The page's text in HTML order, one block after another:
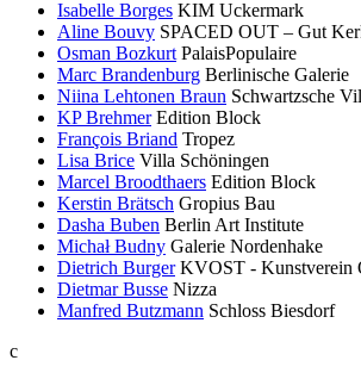
Isabelle Borges KIM Uckermark
Aline Bouvy SPACED OUT – Gut
Osman Bozkurt PalaisPopulaire
Marc Brandenburg Berlinische Galerie
Niina Lehtonen Braun Schwartzsche
KP Brehmer Edition Block
François Briand Tropez
Lisa Brice Villa Schöningen
Marcel Broodthaers Edition Block
Kerstin Brätsch Gropius Bau
Dasha Buben Berlin Art Institute
Michał Budny Galerie Nordenhake
Dietrich Burger KVOST - Kunstverein
Dietmar Busse Nizza
Manfred Butzmann Schloss Biesdorf
c